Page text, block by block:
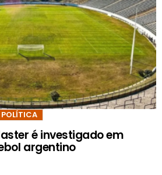
POLÍTICA
é investigado em
argentino